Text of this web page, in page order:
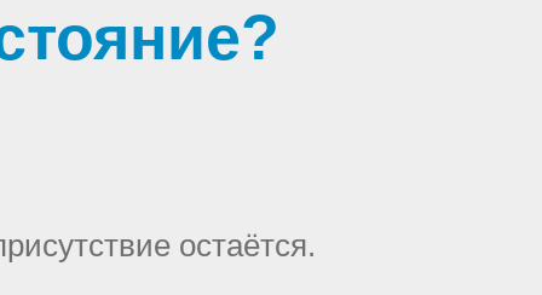
остаётся.